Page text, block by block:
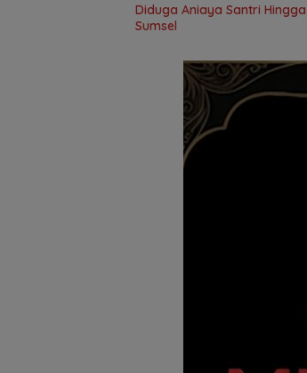
Diduga Aniaya Santri
Sumsel